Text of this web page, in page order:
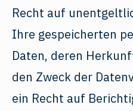
Recht auf
Ihre gespeicherten
Daten, deren
den Zweck der
ein Recht auf